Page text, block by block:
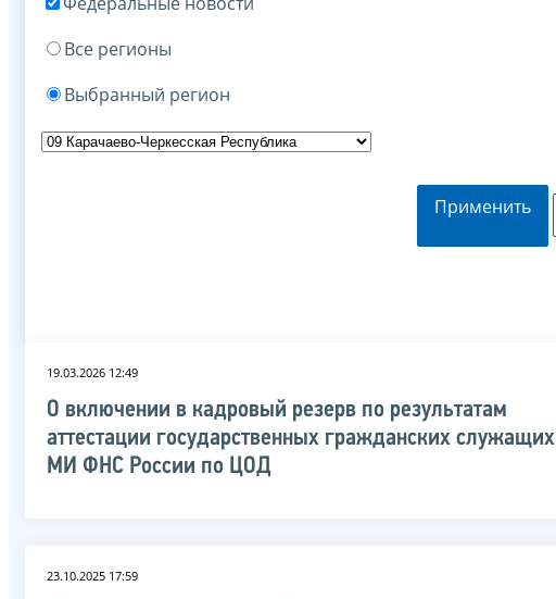
Все регионы
Выбранный регион
Применить
19.03.2026 12:49
О включении в кадровый резерв по результатам
аттестации государственных гражданских служащих
МИ ФНС России по ЦОД
23.10.2025 17:59